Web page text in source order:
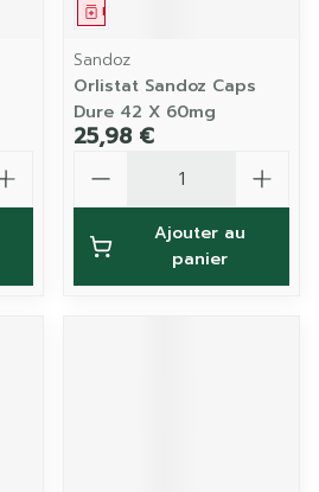
Médicament
Sandoz
Orlistat Sandoz Caps
Dure 42 X 60mg
25,98 €
Ajouter au
panier